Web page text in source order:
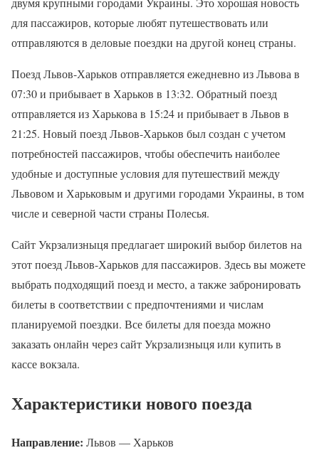
для пассажиров, которые любят путешествовать или
отправляются в деловые поездки на другой конец страны.
Поезд Львов-Харьков отправляется ежедневно из Львова в
07:30 и прибывает в Харьков в 13:32. Обратный поезд
отправляется из Харькова в 15:24 и прибывает в Львов в
21:25. Новый поезд Львов-Харьков был создан с учетом
потребностей пассажиров, чтобы обеспечить наиболее
удобные и доступные условия для путешествий между
Львовом и Харьковым и другими городами Украины, в том
числе и северной части страны Полесья.
Сайт Укрзализныця предлагает широкий выбор билетов на
этот поезд Львов-Харьков для пассажиров. Здесь вы можете
выбрать подходящий поезд и место, а также забронировать
билеты в соответствии с предпочтениями и числам
планируемой поездки. Все билеты для поезда можно
заказать онлайн через сайт Укрзализныця или купить в
кассе вокзала.
Характеристики нового поезда
Направление: Львов — Харьков